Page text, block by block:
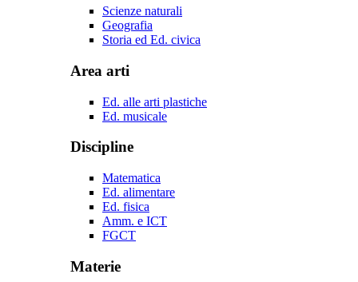
Scienze naturali
Geografia
Storia ed Ed. civica
Area arti
Ed. alle arti plastiche
Ed. musicale
Discipline
Matematica
Ed. alimentare
Ed. fisica
Amm. e ICT
FGCT
Materie